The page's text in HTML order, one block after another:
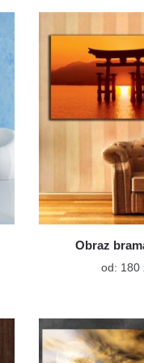
Obraz
od: 180